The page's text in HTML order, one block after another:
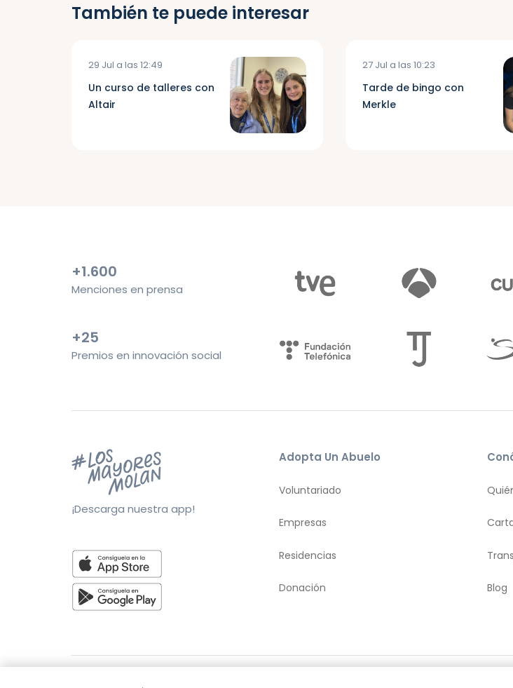
También te puede interesar
29 Jul a las 12:49
Un curso de talleres con
Altair
27 Jul a las 10:23
Tarde de bingo con
Merkle
+1.600
Menciones en prensa
+25
Premios en innovación social
¡Descarga nuestra app!
Adopta Un Abuelo
Voluntariado
Empresas
Residencias
Donación Blog